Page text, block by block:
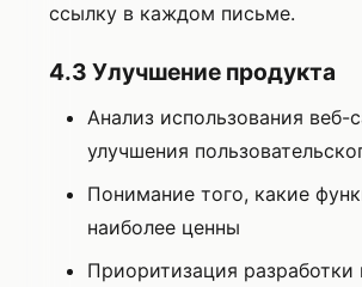
ссылку в каждом письме.
4.3 Улучшение продукта
Анализ использования веб-
улучшения
Понимание того, какие
наиболее ценны
Приоритизация разработки